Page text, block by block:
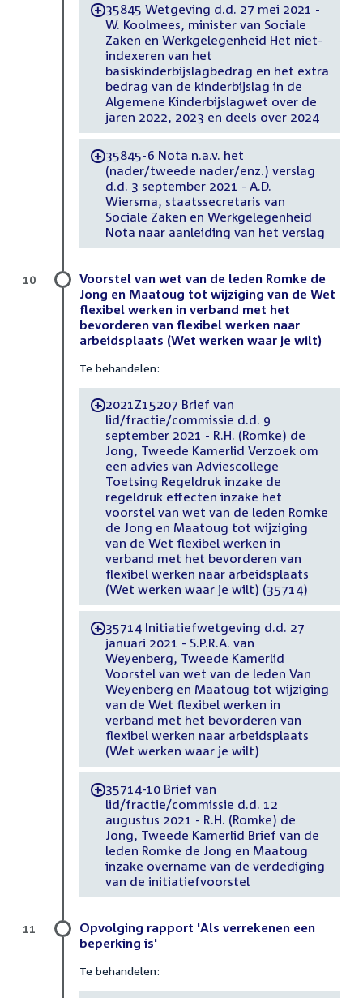
-35845 Wetgeving d.d. 27 mei 2021 -
W. Koolmees, minister van Sociale
Zaken en Werkgelegenheid Het niet-
indexeren van het
basiskinderbijslagbedrag en het extra
bedrag van de kinderbijslag in de
Algemene Kinderbijslagwet over de
jaren 2022, 2023 en deels over 2024
-35845-6 Nota n.a.v. het
(nader/tweede nader/enz.) verslag
d.d. 3 september 2021 - A.D.
Wiersma, staatssecretaris van
Sociale Zaken en Werkgelegenheid
Nota naar aanleiding van het verslag
Voorstel van wet van de leden Romke de
Jong en Maatoug tot wijziging van de Wet
flexibel werken in verband met het
bevorderen van flexibel werken naar
arbeidsplaats (Wet werken waar je wilt)
Te behandelen:
-2021Z15207 Brief van
lid/fractie/commissie d.d. 9
september 2021 - R.H. (Romke) de
Jong, Tweede Kamerlid Verzoek om
een advies van Adviescollege
Toetsing Regeldruk inzake de
regeldruk effecten inzake het
voorstel van wet van de leden Romke
de Jong en Maatoug tot wijziging
van de Wet flexibel werken in
verband met het bevorderen van
flexibel werken naar arbeidsplaats
(Wet werken waar je wilt) (35714)
-35714 Initiatiefwetgeving d.d. 27
januari 2021 - S.P.R.A. van
Weyenberg, Tweede Kamerlid
Voorstel van wet van de leden Van
Weyenberg en Maatoug tot wijziging
van de Wet flexibel werken in
verband met het bevorderen van
flexibel werken naar arbeidsplaats
(Wet werken waar je wilt)
-35714-10 Brief van
lid/fractie/commissie d.d. 12
augustus 2021 - R.H. (Romke) de
Jong, Tweede Kamerlid Brief van de
leden Romke de Jong en Maatoug
inzake overname van de verdediging
van de initiatiefvoorstel
10
Opvolging rapport 'Als verrekenen een
beperking is'
Te behandelen:
11